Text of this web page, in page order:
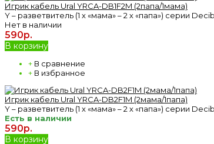
Игрик кабель Ural YRCA-DB1F2M (2папа/1мама)
Y – разветвитель (1 х «мама» – 2 х «папа») серии
Нет в наличии
590р.
В корзину
+ В сравнение
+ В избранное
Игрик кабель Ural YRCA-DB2F1M (2мама/1папа)
Y – разветвитель (1 х «мама» – 2 х «папа») серии
Есть в наличии
590р.
В корзину